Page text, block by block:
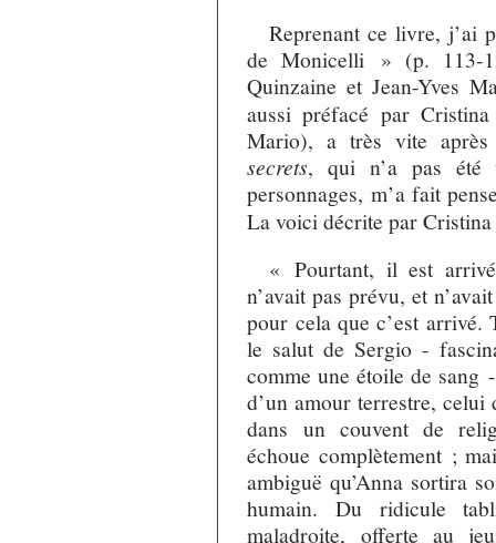
Reprenant ce livre, j’ai
de Monicelli » (p. 113-
Quinzaine et Jean-Yves
aussi préfacé par
Mario), a très vite
secrets, qui n’a pas été
personnages, m’a fait
La voici décrite par
« Pourtant, il est
n’avait pas prévu, et
pour cela que c’est arrivé.
le salut de Sergio -
comme une étoile de sang
d’un amour terrestre, celui
dans un couvent de
échoue complètement ;
ambiguë qu’Anna sortira
humain. Du ridicule
maladroite, offerte au